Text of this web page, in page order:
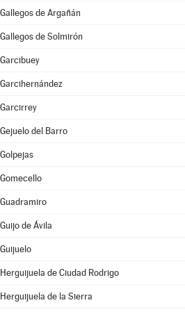
Gallegos de Argañán
Gallegos de Solmirón
Garcibuey
Garcihernández
Garcirrey
Gejuelo del Barro
Golpejas
Gomecello
Guadramiro
Guijo de Ávila
Guijuelo
Herguijuela de Ciudad Rodrigo
Herguijuela de la Sierra